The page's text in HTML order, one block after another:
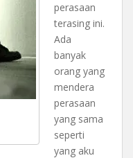
perasaan
terasing ini.
Ada
banyak
orang yang
mendera
perasaan
yang sama
seperti
yang aku